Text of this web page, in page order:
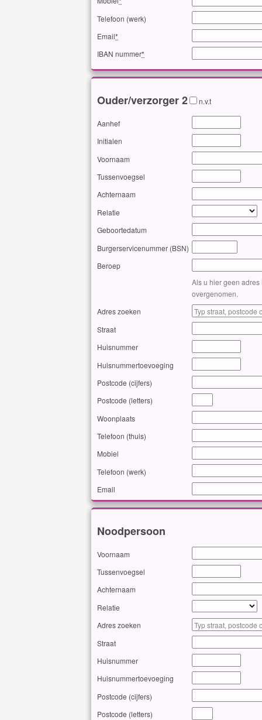
Telefoon (werk)
Email*
IBAN nummer*
Ouder/verzorger 2 n.v.t
Aanhef
Initialen
Voornaam
Tussenvoegsel
Achternaam
Relatie
Geboortedatum
Burgerservicenummer (BSN)
Beroep
Als u hier geen
overgenomen.
Adres zoeken
Straat
Huisnummer
Huisnummertoevoeging
Postcode (cijfers)
Postcode (letters)
Woonplaats
Telefoon (thuis)
Mobiel
Telefoon (werk)
Email
Noodpersoon
Voornaam
Tussenvoegsel
Achternaam
Relatie
Adres zoeken
Straat
Huisnummer
Huisnummertoevoeging
Postcode (cijfers)
Postcode (letters)